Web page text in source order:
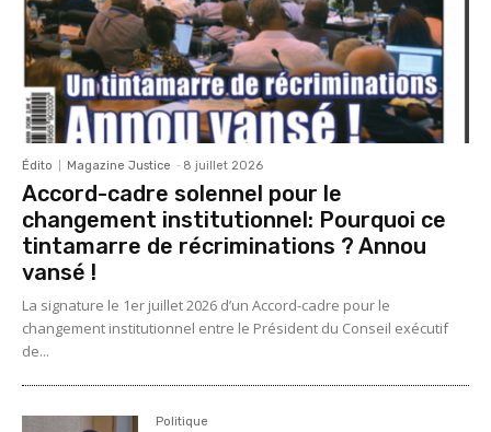
Édito Magazine Justice - 8 juillet 2026
Accord-cadre solennel pour le
changement institutionnel: Pourquoi ce
tintamarre de récriminations ? Annou
vansé !
La signature le 1er juillet 2026 d’un Accord-cadre pour le
changement institutionnel entre le Président du Conseil exécutif
de...
Politique